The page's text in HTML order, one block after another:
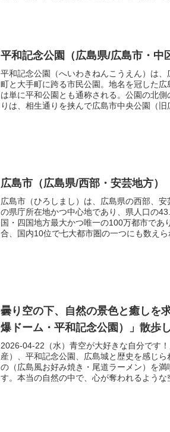
平和記念公園（広島県/広島市・中
平和記念公園（へいわきねんこうえん）は
町と大手町に跨る市民公園。地名を冠した広
は単に平和公園とも通称される。公園の北
りは、相生通りを挟んで広島市中央公園（旧
広島市（広島県/西部・安芸地方）
広島市（ひろしまし）は、広島県の西部、
の県庁所在地かつ中心地であり、県人口の
国・四国地方最大かつ唯一の100万都市であ
合、国内10位で七大都市圏の一つにも数えら
曇り空の下、自然の景色と癒しを
爆ドーム・平和記念公園）」散歩
2026-04-22（水）青空が大好きな自分です
産）、平和記念公園、広島城と歴史を感じ
の（広島風お好み焼き・尾道ラーメン）を
す。本当の自然の中で、心が奪われるような